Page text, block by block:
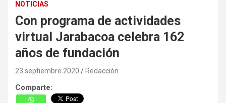
NOTICIAS
Con programa de actividades
virtual Jarabacoa celebra 162
años de fundación
23 septiembre 2020 Redacción
Comparte: